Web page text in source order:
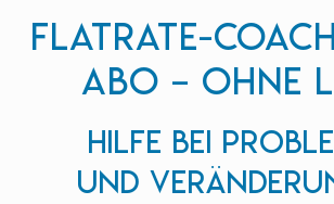
Flatrate-
Abo – ohne
Hilfe bei
und